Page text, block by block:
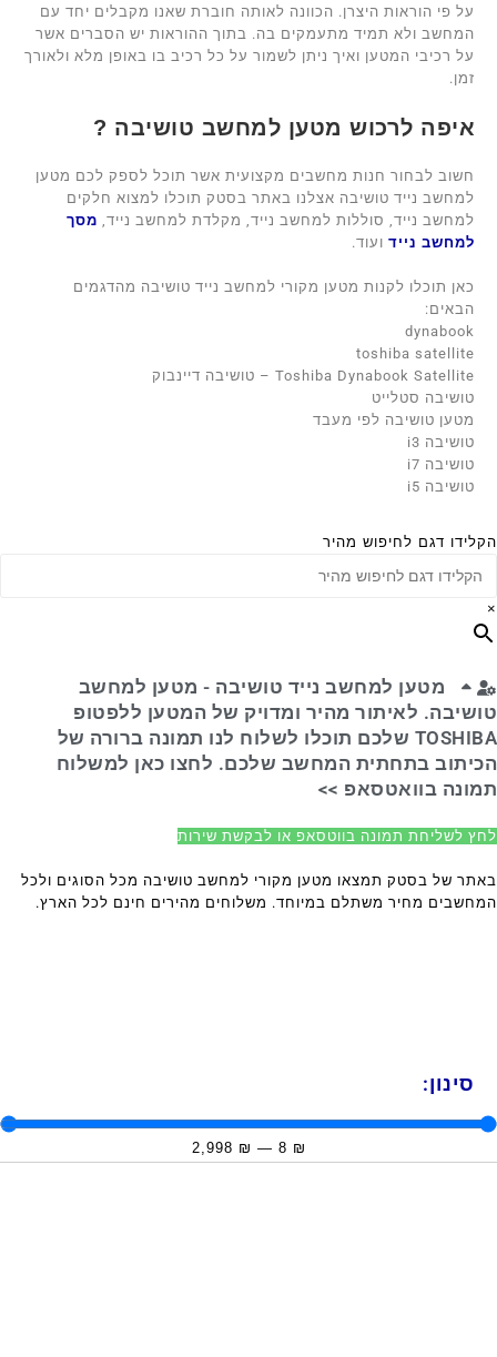
על פי הוראות היצרן. הכוונה לאותה חוברת שאנו מקבלים יחד עם
המחשב ולא תמיד מתעמקים בה. בתוך ההוראות יש הסברים אשר
על רכיבי המטען ואיך ניתן לשמור על כל רכיב בו באופן מלא ולאורך
זמן.
איפה לרכוש מטען למחשב טושיבה ?
חשוב לבחור חנות מחשבים מקצועית אשר תוכל לספק לכם מטען
למחשב נייד טושיבה אצלנו באתר בסטק תוכלו למצוא חלקים
למחשב נייד, סוללות למחשב נייד, מקלדת למחשב נייד, מסך
למחשב נייד ועוד.
כאן תוכלו לקנות מטען מקורי למחשב נייד טושיבה מהדגמים
הבאים:
dynabook
toshiba satellite
Toshiba Dynabook Satellite – טושיבה דיינבוק
טושיבה סטלייט
מטען טושיבה לפי מעבד
טושיבה i3
טושיבה i7
טושיבה i5
הקלידו דגם לחיפוש מהיר
×
מטען למחשב נייד טושיבה - מטען למחשב
טושיבה. לאיתור מהיר ומדויק של המטען ללפטופ
TOSHIBA שלכם תוכלו לשלוח לנו תמונה ברורה של
הכיתוב בתחתית המחשב שלכם. לחצו כאן למשלוח
תמונה בוואטסאפ >>
לחץ לשליחת תמונה בווטסאפ או לבקשת שירות
באתר של בסטק תמצאו מטען מקורי למחשב טושיבה מכל הסוגים ולכל
המחשבים מחיר משתלם במיוחד. משלוחים מהירים חינם לכל הארץ.
סינון:
₪
8
—
₪
2,998